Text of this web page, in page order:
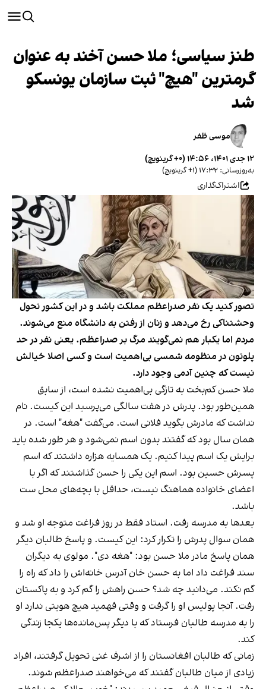
طنز سیاسی؛ ملا حسن آخند به عنوان
گرمترین "هیچ" ثبت سازمان یونسکو
شد
موسی ظفر
۱۲ جدی ۱۴۰۱، ۱۴:۵۶ (‎+۰ گرینویچ)
به‌روزرسانی: ۱۷:۳۲ (‎+۱ گرینویچ)
اشتراک‌گذاری
تصور کنید یک نفر صدراعظم مملکت باشد و در این کشور تحول
وحشتناکی رخ می‌دهد و زنان از رفتن به دانشگاه منع می‌شوند.
مردم اما یکبار هم نمی‌گویند مرگ بر صدراعظم. یعنی نفر در حد
پلوتون در منظومه شمسی بی‌اهمیت است و کسی اصلا خیالش
نیست که چنین آدمی وجود دارد.
ملا حسن کم‌بخت به تازگی بی‌اهمیت نشده است، از سابق
همین‌طور بود. پدرش در هفت سالگی می‌پرسید این کیست. نام
نداشت که مادرش بگوید فلانی است. می‌گفت "هغه" است. در
همان سال بود که گفتند بدون اسم نمی‌شود و هر طور شده باید
برایش یک اسم پیدا کنیم. یک همسایه هزاره داشتند که اسم
پسرش حسین بود. اسم این یکی را حسن گذاشتند که اگر با
اعضای خانواده هماهنگ نیست، حداقل با بچه‌های محل ست
باشد.
بعدها به مدرسه رفت. استاد فقط در روز فراغت متوجه‌ او شد و
همان سوال پدرش را تکرار کرد: این کیست. و پاسخ طالبان دیگر
همان پاسخ مادر ملا حسن بود: "هغه دی". مولوی به دیگران
سند فراغت داد اما به حسن خان آدرس خانه‌اش را داد که راه را
گم نکند. می‌دانید چه شد؟ حسن راهش را گم کرد و به پاکستان
رفت. آنجا پولیس او را گرفت و وقتی فهمید هیچ هویتی ندارد او
را به مدرسه طالبان فرستاد که با دیگر پس‌مانده‌ها یکجا زندگی
کند.
زمانی که طالبان افغانستان را از اشرف غنی تحویل گرفتند، افراد
زیادی از میان طالبان گفتند که می‌خواهند صدراعظم شوند.